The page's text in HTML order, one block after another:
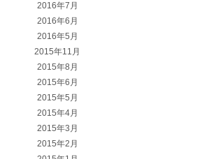
2016年7月
2016年6月
2016年5月
2015年11月
2015年8月
2015年6月
2015年5月
2015年4月
2015年3月
2015年2月